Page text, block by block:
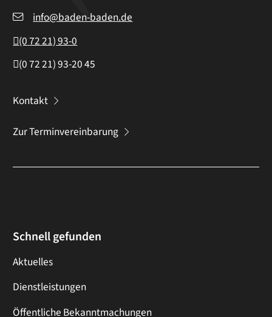
info@baden-baden.de
(07221) 93-0
(07221) 93-2045
Kontakt
Zur Terminvereinbarung
Schnell gefunden
Aktuelles
Dienstleistungen
Öffentliche Bekanntmachungen